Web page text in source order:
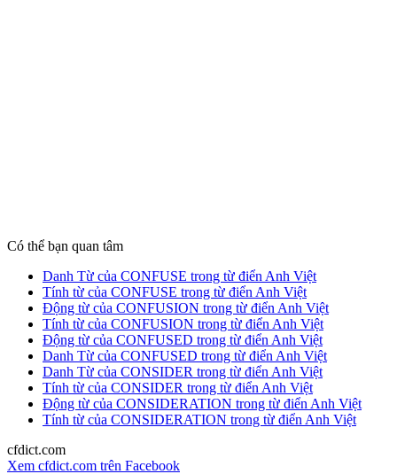
Có thể bạn quan tâm
Danh Từ của CONFUSE trong từ điển Anh Việt
Tính từ của CONFUSE trong từ điển Anh Việt
Động từ của CONFUSION trong từ điển Anh Việt
Tính từ của CONFUSION trong từ điển Anh Việt
Động từ của CONFUSED trong từ điển Anh Việt
Danh Từ của CONFUSED trong từ điển Anh Việt
Danh Từ của CONSIDER trong từ điển Anh Việt
Tính từ của CONSIDER trong từ điển Anh Việt
Động từ của CONSIDERATION trong từ điển Anh Việt
Tính từ của CONSIDERATION trong từ điển Anh Việt
cfdict.com
Xem cfdict.com trên Facebook